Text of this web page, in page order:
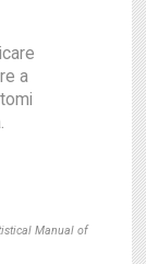
a
Manual of